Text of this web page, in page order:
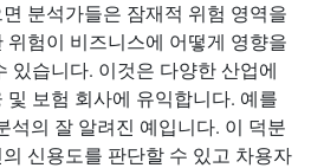
분석가들은 잠재적 위험 영역을
위험이 비즈니스에 어떻게 영향을
있습니다. 이것은 다양한 산업에
보험 회사에 유익합니다. 예를
석의 잘 알려진 예입니다. 이 덕분
신용도를 판단할 수 있고 차용자